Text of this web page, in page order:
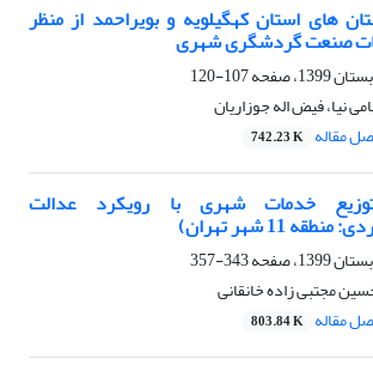
های استان کهگیلویه و بویراحمد از منظر
صنعت گردشگری شهری
107-120
نیا، فیض اله جوزاریان
مقاله 742.23 K
خدمات شهری با رویکرد عدالت
11 شهر تهران)
343-357
مجتبی زاده خانقانی
مقاله 803.84 K